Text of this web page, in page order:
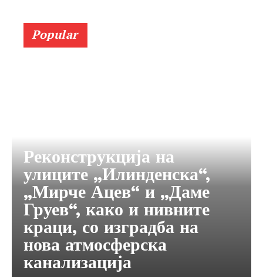
Popular
Реконструкција на
улиците „Илинденска“,
„Мирче Ацев“ и „Даме
Груев“, како и нивните
краци, со изградба на
нова атмосферска
канализација